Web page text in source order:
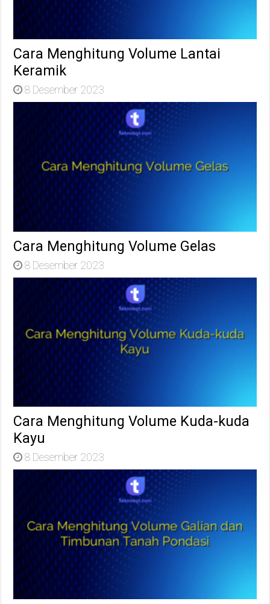
Cara Menghitung Volume Lantai
Keramik
8 Desember 2023
Cara Menghitung Volume Gelas
8 Desember 2023
Cara Menghitung Volume Kuda-kuda
Kayu
8 Desember 2023